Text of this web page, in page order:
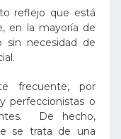
reflejo que está
en la mayoría de
sin necesidad de
frecuente, por
perfeccionistas o
De hecho,
se trata de una